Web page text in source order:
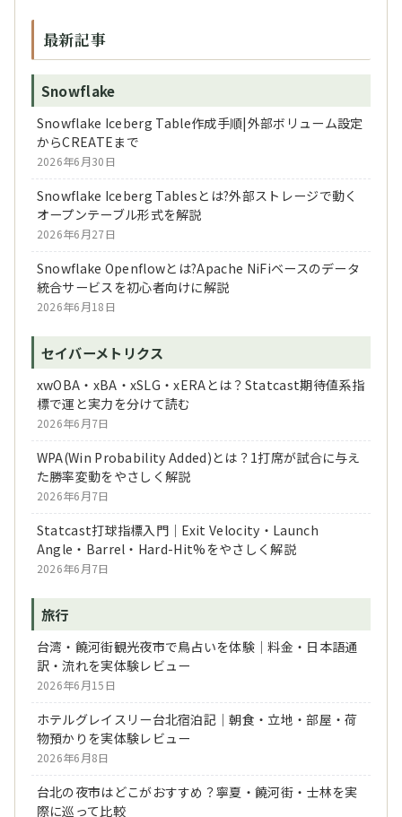
最新記事
Snowflake
Snowflake Iceberg Table作成手順|外部ボリューム設定
からCREATEまで
2026年6月30日
Snowflake Iceberg Tablesとは?外部ストレージで動く
オープンテーブル形式を解説
2026年6月27日
Snowflake Openflowとは?Apache NiFiベースのデータ
統合サービスを初心者向けに解説
2026年6月18日
セイバーメトリクス
xwOBA・xBA・xSLG・xERAとは？Statcast期待値系指
標で運と実力を分けて読む
2026年6月7日
WPA(Win Probability Added)とは？1打席が試合に与え
た勝率変動をやさしく解説
2026年6月7日
Statcast打球指標入門｜Exit Velocity・Launch
Angle・Barrel・Hard-Hit%をやさしく解説
2026年6月7日
旅行
台湾・饒河街観光夜市で鳥占いを体験｜料金・日本語通
訳・流れを実体験レビュー
2026年6月15日
ホテルグレイスリー台北宿泊記｜朝食・立地・部屋・荷
物預かりを実体験レビュー
2026年6月8日
台北の夜市はどこがおすすめ？寧夏・饒河街・士林を実
際に巡って比較